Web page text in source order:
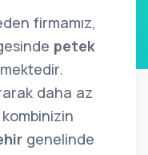
firmamız,
petek
daha az
genelinde